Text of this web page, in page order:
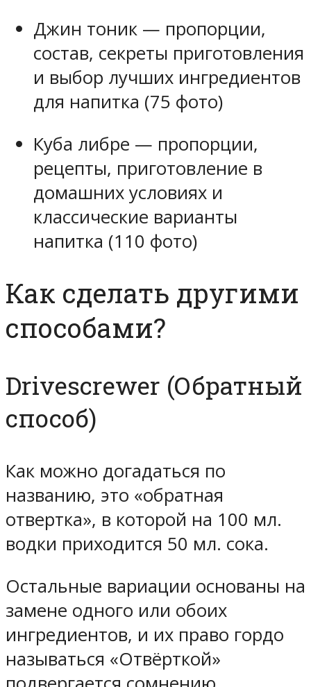
Джин тоник — пропорции,
состав, секреты приготовления
и выбор лучших ингредиентов
для напитка (75 фото)
Куба либре — пропорции,
рецепты, приготовление в
домашних условиях и
классические варианты
напитка (110 фото)
Как сделать другими
способами?
Drivescrewer (Обратный
способ)
Как можно догадаться по
названию, это «обратная
отвертка», в которой на 100 мл.
водки приходится 50 мл. сока.
Остальные вариации основаны на
замене одного или обоих
ингредиентов, и их право гордо
называться «Отвёрткой»